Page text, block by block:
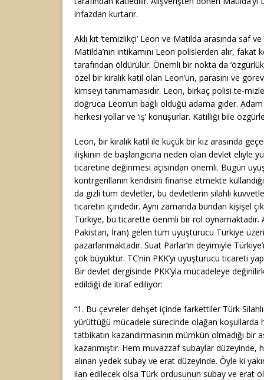
infazdan kurtarır.
Aklı kıt ‘temizlikçi’ Leon ve Matilda arasında saf
Matilda’nın intikamını Leon polislerden alır, fakat
tarafından öldürülür. Önemli bir nokta da
özel bir kiralık katil olan Leon’un, parasını ve
kimseyi tanımamasıdır. Leon, birkaç polisi te-
doğruca Leon’un bağlı olduğu adama gider.
herkesi yollar ve ‘iş’ konuşurlar. Katilliği bile
Leon, bir kiralık katil ile küçük bir kız arasında
ilişkinin de başlangıcına neden olan devlet eliyle
ticaretine değinmesi açısından önemli. Bugün
kontrgerillanın kendisini finanse etmekte
da gizli tüm devletler, bu devletlerin silahlı
ticaretin içindedir. Aynı zamanda bundan kişişel
Türkiye, bu ticarette öenmli bir rol oynamaktadır.
Pakistan, İran) gelen tüm uyuşturucu Türkiye
pazarlanmaktadır. Suat Parlar’ın deyimiyle
çok büyüktür. TC’nin PKK’yı uyuşturucu ticareti
Bir devlet dergisinde PKK’yla mücadeleye
edildiği de itiraf ediliyor:
“1. Bu çevreler dehşet içinde farkettiler Türk Silahlı
yürüttüğü mücadele sürecinde olağan koşullarda
tatbikatın kazandırmasının mümkün olmadığı bir
kazanmıştır. Hem muvazzaf subaylar düzeyinde,
alınan yedek subay ve erat düzeyinde. Öyle ki
ilan edilecek olsa Türk ordusunun subay ve erat